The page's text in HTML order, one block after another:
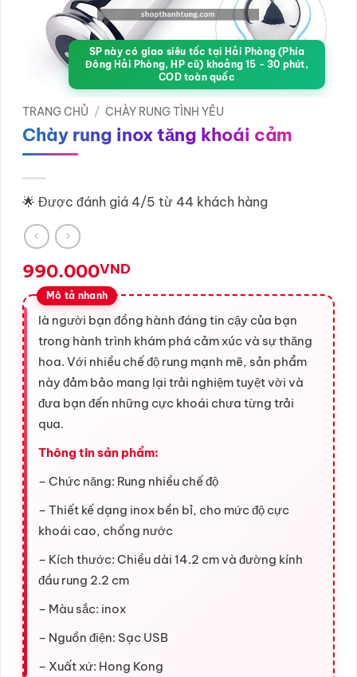
SP này có giao siêu tốc tại Hải Phòng (Phía
Đông Hải Phòng, HP cũ) khoảng 15 - 30 phút,
COD toàn quốc
TRANG CHỦ / CHÀY RUNG TÌNH YÊU
Chày rung inox tăng khoái cảm
🌟 Được đánh giá 4/5 từ 44 khách hàng
990.000VND
là người bạn đồng hành đáng tin cậy của bạn
trong hành trình khám phá cảm xúc và sự thăng
hoa. Với nhiều chế độ rung mạnh mẽ, sản phẩm
này đảm bảo mang lại trải nghiệm tuyệt vời và
đưa bạn đến những cực khoái chưa từng trải
qua.
Thông tin sản phẩm:
– Chức năng: Rung nhiều chế độ
– Thiết kế dạng inox bền bỉ, cho mức độ cực
khoái cao, chống nước
– Kích thước: Chiều dài 14.2 cm và đường kính
đầu rung 2.2 cm
– Màu sắc: inox
– Nguồn điện: Sạc USB
– Xuất xứ: Hong Kong